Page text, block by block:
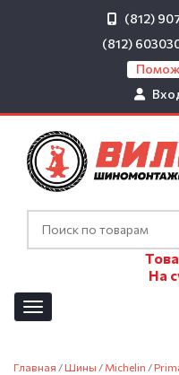
(812)
(812)
На
Главная / Шины / Michelin /